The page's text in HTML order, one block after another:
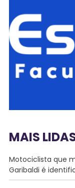
MAIS
Motociclista que
Garibaldi é